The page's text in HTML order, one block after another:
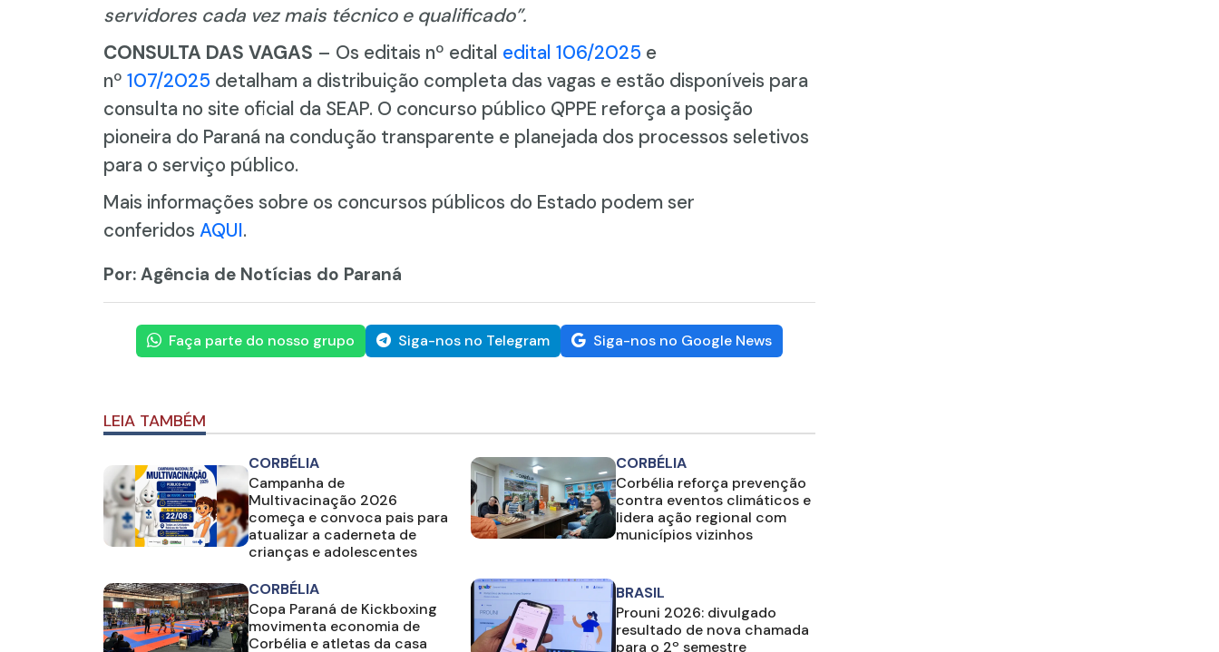
servidores cada vez mais técnico e qualificado”.
CONSULTA DAS VAGAS – Os editais nº edital edital 106/2025 e
nº 107/2025 detalham a distribuição completa das vagas e estão disponíveis para
consulta no site oficial da SEAP. O concurso público QPPE reforça a posição
pioneira do Paraná na condução transparente e planejada dos processos seletivos
para o serviço público.
Mais informações sobre os concursos públicos do Estado podem ser
conferidos AQUI.
Por: Agência de Notícias do Paraná
Faça parte do nosso grupo Siga-nos no Telegram Siga-nos no Google News
LEIA TAMBÉM
CORBÉLIA
Campanha de
Multivacinação 2026
começa e convoca pais para
atualizar a caderneta de
crianças e adolescentes
CORBÉLIA
Corbélia reforça prevenção
contra eventos climáticos e
lidera ação regional com
municípios vizinhos
CORBÉLIA
Copa Paraná de Kickboxing
movimenta economia de
Corbélia e atletas da casa
BRASIL
Prouni 2026: divulgado
resultado de nova chamada
para o 2º semestre